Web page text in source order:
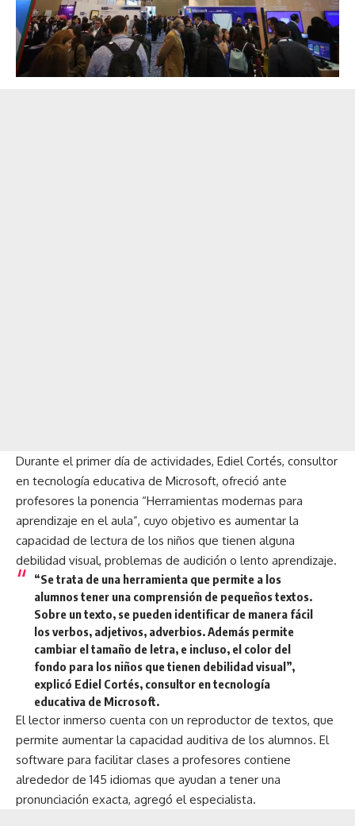
Durante el primer día de actividades, Ediel Cortés, consultor
en tecnología educativa de Microsoft, ofreció ante
profesores la ponencia “Herramientas modernas para
aprendizaje en el aula”, cuyo objetivo es aumentar la
capacidad de lectura de los niños que tienen alguna
debilidad visual, problemas de audición o lento aprendizaje.
“Se trata de una herramienta que permite a los
alumnos tener una comprensión de pequeños textos.
Sobre un texto, se pueden identificar de manera fácil
los verbos, adjetivos, adverbios. Además permite
cambiar el tamaño de letra, e incluso, el color del
fondo para los niños que tienen debilidad visual”,
explicó Ediel Cortés, consultor en tecnología
educativa de Microsoft.
El lector inmerso cuenta con un reproductor de textos, que
permite aumentar la capacidad auditiva de los alumnos. El
software para facilitar clases a profesores contiene
alrededor de 145 idiomas que ayudan a tener una
pronunciación exacta, agregó el especialista.